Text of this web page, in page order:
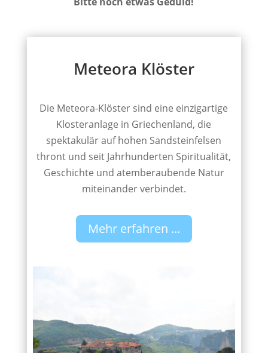
Meteora Klöster
Die Meteora-Klöster sind eine einzigartige
Klosteranlage in Griechenland, die
spektakulär auf hohen Sandsteinfelsen
thront und seit Jahrhunderten Spiritualität,
Geschichte und atemberaubende Natur
miteinander verbindet.
Mehr erfahren ...